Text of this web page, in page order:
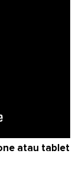
atau tablet